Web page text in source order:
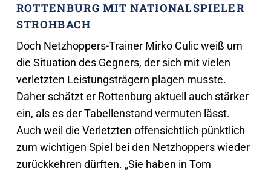
ROTTENBURG MIT NATIONALSPIELER
STROHBACH
Doch Netzhoppers-Trainer Mirko Culic weiß um
die Situation des Gegners, der sich mit vielen
verletzten Leistungsträgern plagen musste.
Daher schätzt er Rottenburg aktuell auch stärker
ein, als es der Tabellenstand vermuten lässt.
Auch weil die Verletzten offensichtlich pünktlich
zum wichtigen Spiel bei den Netzhoppers wieder
zurückkehren dürften. „Sie haben in Tom